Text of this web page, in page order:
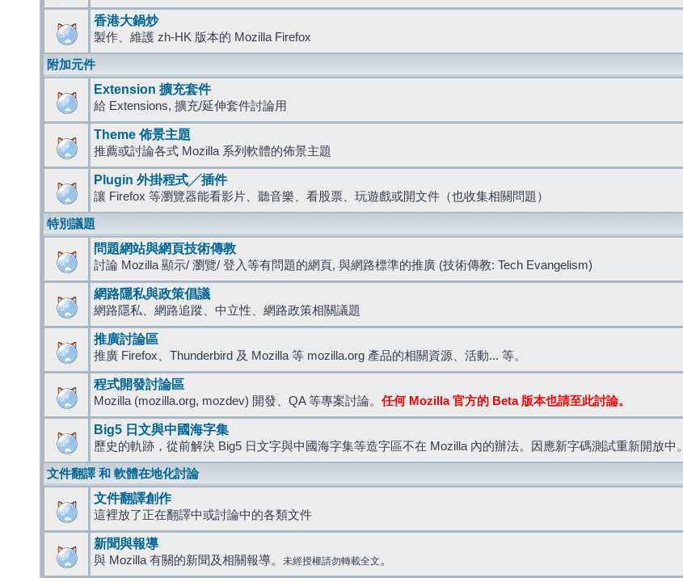
香港大鍋炒
製作、維護 zh-HK 版本的 Mozilla Firefox
附加元件
Extension 擴充套件
給 Extensions, 擴充/延伸套件討論用
Theme 佈景主題
推薦或討論各式 Mozilla 系列軟體的佈景主題
Plugin 外掛程式╱插件
讓 Firefox 等瀏覽器能看影片、聽音樂、看股票、玩遊戲或開文件（也收集相關問題）
特別議題
問題網站與網頁技術傳教
討論 Mozilla 顯示/ 瀏覽/ 登入等有問題的網頁, 與網路標準的推廣 (技術傳教: Tech Evangelism)
網路隱私與政策倡議
網路隱私、網路追蹤、中立性、網路政策相關議題
推廣討論區
推廣 Firefox、Thunderbird 及 Mozilla 等 mozilla.org 產品的相關資源、活動... 等。
程式開發討論區
Mozilla (mozilla.org, mozdev) 開發、QA 等專案討論。 任何 Mozilla 官方的 Beta 版本也請至此討論。
Big5 日文與中國海字集
歷史的軌跡，從前解決 Big5 日文字與中國海字集等造字區不在 Mozilla 內的辦法。因應新字碼測試重新開放中。
文件翻譯 和 軟體在地化討論
文件翻譯創作
這裡放了正在翻譯中或討論中的各類文件
新聞與報導
與 Mozilla 有關的新聞及相關報導。 未經授權請勿轉載全文 。